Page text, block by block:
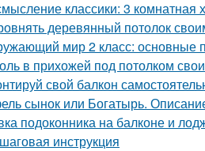
классики: 3 комнатная
деревянный потолок
мир 2 класс: основные
в прихожей под потолком
свой балкон
сынок или Богатырь.
подоконника на балконе и
инструкция